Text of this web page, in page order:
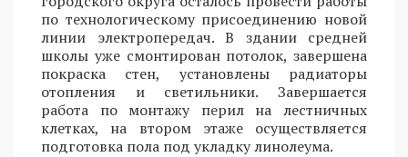
по технологическому присоединению новой
линии электропередач. В здании средней
школы уже смонтирован потолок, завершена
покраска стен, установлены радиаторы
отопления и светильники. Завершается
работа по монтажу перил на лестничных
клетках, на втором этаже осуществляется
подготовка пола под укладку линолеума.